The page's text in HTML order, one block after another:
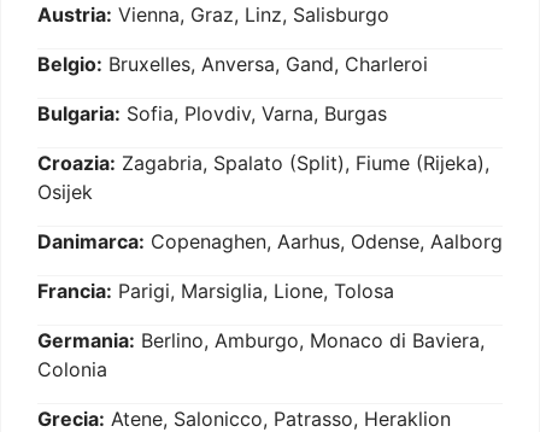
Austria: Vienna, Graz, Linz, Salisburgo
Belgio: Bruxelles, Anversa, Gand, Charleroi
Bulgaria: Sofia, Plovdiv, Varna, Burgas
Croazia: Zagabria, Spalato (Split), Fiume (Rijeka),
Osijek
Danimarca: Copenaghen, Aarhus, Odense, Aalborg
Francia: Parigi, Marsiglia, Lione, Tolosa
Germania: Berlino, Amburgo, Monaco di Baviera,
Colonia
Grecia: Atene, Salonicco, Patrasso, Heraklion